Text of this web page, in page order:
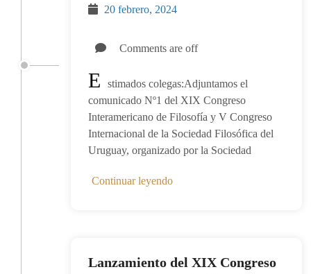
20 febrero, 2024
Comments are off
E
stimados colegas:Adjuntamos el
comunicado Nº1 del XIX Congreso
Interamericano de Filosofía y V Congreso
Internacional de la Sociedad Filosófica del
Uruguay, organizado por la Sociedad
Continuar leyendo
Lanzamiento del XIX Congreso